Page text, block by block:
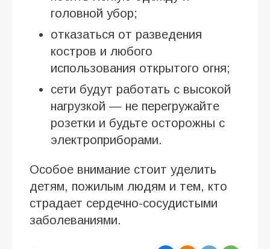
головной убор;
отказаться от разведения
костров и любого
использования открытого огня;
сети будут работать с высокой
нагрузкой — не перегружайте
розетки и будьте осторожны с
электроприборами.
Особое внимание стоит уделить
детям, пожилым людям и тем, кто
страдает сердечно-сосудистыми
заболеваниями.